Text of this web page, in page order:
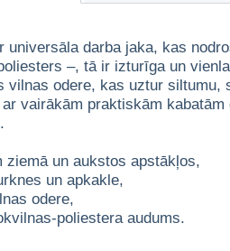
universāla darba jaka, kas
–, tā ir izturīga un
vilnas odere, kas uztur siltumu,
vairākām praktiskām
ziemā un aukstos apstākļos,
un apkakle,
odere,
poliestera audums.